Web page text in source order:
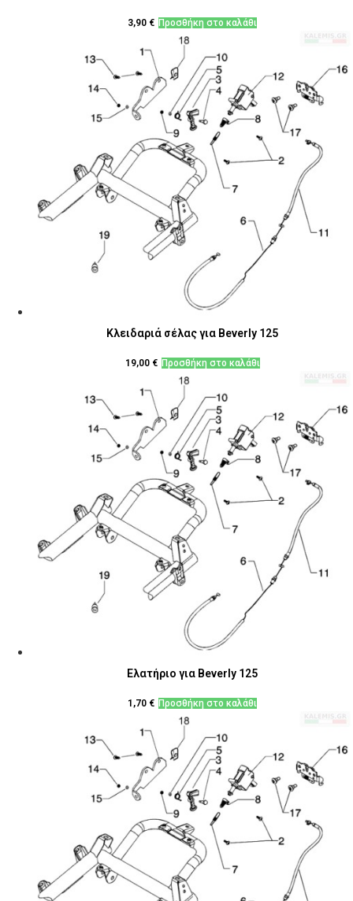
3,90 € Προσθήκη στο καλάθι
Κλειδαριά σέλας για Beverly 125
19,00 € Προσθήκη στο καλάθι
Ελατήριο για Beverly 125
1,70 € Προσθήκη στο καλάθι